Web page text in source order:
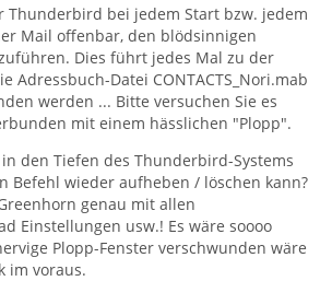
Thunderbird bei jedem Start bzw. jedem
Mail offenbar, den blödsinnigen
Dies führt jedes Mal zu der
Adressbuch-Datei CONTACTS_Nori.mab
werden ... Bitte versuchen Sie es
mit einem hässlichen "Plopp".
den Tiefen des Thunderbird-Systems
Befehl wieder aufheben / löschen kann?
genau mit allen
Einstellungen usw.! Es wäre soooo
Plopp-Fenster verschwunden wäre
im voraus.